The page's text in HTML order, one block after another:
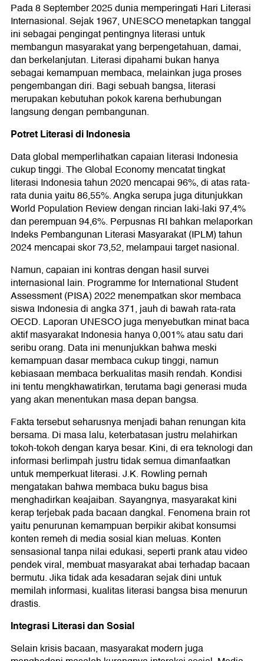
Pada 8 September 2025 dunia memperingati Hari Literasi
Internasional. Sejak 1967, UNESCO menetapkan tanggal
ini sebagai pengingat pentingnya literasi untuk
membangun masyarakat yang berpengetahuan, damai,
dan berkelanjutan. Literasi dipahami bukan hanya
sebagai kemampuan membaca, melainkan juga proses
pengembangan diri. Bagi sebuah bangsa, literasi
merupakan kebutuhan pokok karena berhubungan
langsung dengan pembangunan.
Potret Literasi di Indonesia
Data global memperlihatkan capaian literasi Indonesia
cukup tinggi. The Global Economy mencatat tingkat
literasi Indonesia tahun 2020 mencapai 96%, di atas rata-
rata dunia yaitu 86,55%. Angka serupa juga ditunjukkan
World Population Review dengan rincian laki-laki 97,4%
dan perempuan 94,6%. Perpusnas RI bahkan melaporkan
Indeks Pembangunan Literasi Masyarakat (IPLM) tahun
2024 mencapai skor 73,52, melampaui target nasional.
Namun, capaian ini kontras dengan hasil survei
internasional lain. Programme for International Student
Assessment (PISA) 2022 menempatkan skor membaca
siswa Indonesia di angka 371, jauh di bawah rata-rata
OECD. Laporan UNESCO juga menyebutkan minat baca
aktif masyarakat Indonesia hanya 0,001% atau satu dari
seribu orang. Data ini menunjukkan bahwa meski
kemampuan dasar membaca cukup tinggi, namun
kebiasaan membaca berkualitas masih rendah. Kondisi
ini tentu mengkhawatirkan, terutama bagi generasi muda
yang akan menentukan masa depan bangsa.
Fakta tersebut seharusnya menjadi bahan renungan kita
bersama. Di masa lalu, keterbatasan justru melahirkan
tokoh-tokoh dengan karya besar. Kini, di era teknologi dan
informasi berlimpah justru tidak semua dimanfaatkan
untuk memperkuat literasi. J.K. Rowling pernah
mengatakan bahwa membaca buku bagus bisa
menghadirkan keajaiban. Sayangnya, masyarakat kini
kerap terjebak pada bacaan dangkal. Fenomena brain rot
yaitu penurunan kemampuan berpikir akibat konsumsi
konten remeh di media sosial kian meluas. Konten
sensasional tanpa nilai edukasi, seperti prank atau video
pendek viral, membuat masyarakat abai terhadap bacaan
bermutu. Jika tidak ada kesadaran sejak dini untuk
memilah informasi, kualitas literasi bangsa bisa menurun
drastis.
Integrasi Literasi dan Sosial
Selain krisis bacaan, masyarakat modern juga